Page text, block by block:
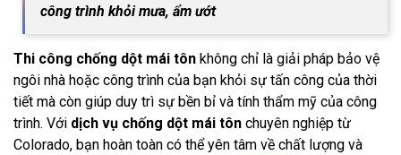
công trình khỏi mưa, ẩm ướt
Thi công chống dột mái tôn không chỉ là giải pháp bảo vệ
ngôi nhà hoặc công trình của bạn khỏi sự tấn công của thời
tiết mà còn giúp duy trì sự bền bỉ và tính thẩm mỹ của công
trình. Với dịch vụ chống dột mái tôn chuyên nghiệp từ
Colorado, bạn hoàn toàn có thể yên tâm về chất lượng và